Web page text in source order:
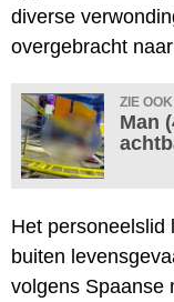
diverse
overgebracht
ZIE OOK
Man
Het personeelslid
buiten
volgens Spaanse